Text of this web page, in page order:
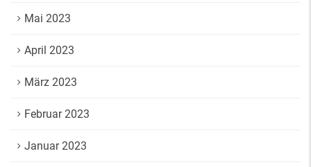
Mai 2023
April 2023
März 2023
Februar 2023
Januar 2023